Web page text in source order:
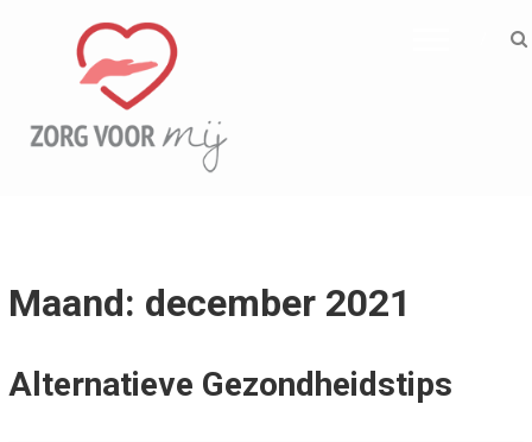
ZORG VOOR MIJ
Informatief
Maand: december 2021
Alternatieve Gezondheidstips